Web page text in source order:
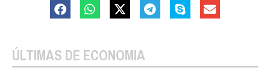
ÚLTIMAS DE ECONOMIA